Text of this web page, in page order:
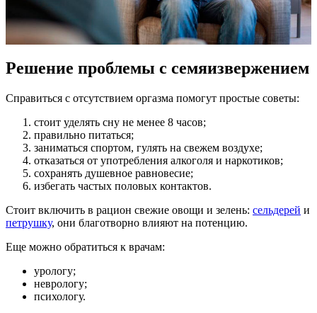
Решение проблемы с семяизвержением
Справиться с отсутствием оргазма помогут простые советы:
стоит уделять сну не менее 8 часов;
правильно питаться;
заниматься спортом, гулять на свежем воздухе;
отказаться от употребления алкоголя и наркотиков;
сохранять душевное равновесие;
избегать частых половых контактов.
Стоит включить в рацион свежие овощи и зелень: сельдерей и
петрушку, они благотворно влияют на потенцию.
Еще можно обратиться к врачам:
урологу;
неврологу;
психологу.